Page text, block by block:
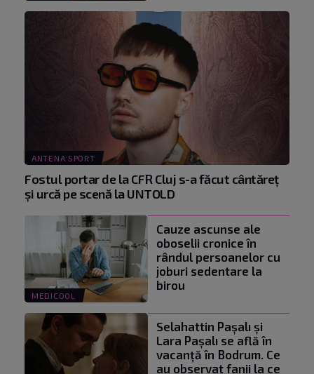
ANTENA SPORT
Fostul portar de la CFR Cluj s-a făcut cântăreţ
şi urcă pe scenă la UNTOLD
MEDICOOL
Cauze ascunse ale
oboselii cronice în
rândul persoanelor cu
joburi sedentare la
birou
Selahattin Paşalı și
Lara Paşalı se află în
vacanță în Bodrum. Ce
au observat fanii la ce